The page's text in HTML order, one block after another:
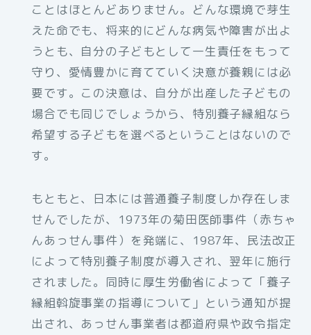
ことはほとんどありません。どんな環境で芽生
えた命でも、将来的にどんな病気や障害が出よ
うとも、自分の子どもとして一生責任をもって
守り、愛情豊かに育てていく決意が養親には必
要です。この決意は、自分が出産した子どもの
場合でも同じでしょうから、特別養子縁組なら
希望する子どもを選べるということはないので
す。
もともと、日本には普通養子制度しか存在しま
せんでしたが、1973年の菊田医師事件（赤ちゃ
んあっせん事件）を発端に、1987年、民法改正
によって特別養子制度が導入され、翌年に施行
されました。同時に厚生労働省によって「養子
縁組斡旋事業の指導について」という通知が提
出され、あっせん事業者は都道府県や政令指定